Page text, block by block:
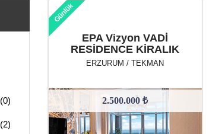
(0)
(2)
EPA Vizyon VADİ
RESİDENCE KİRALIK
DAİRE
ERZURUM / TEKMAN
Günlük
2.500.000 ₺